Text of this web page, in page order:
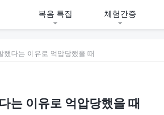
복음 특집 체험간증
했다는 이유로 억압당했을 때
는 이유로 억압당했을 때